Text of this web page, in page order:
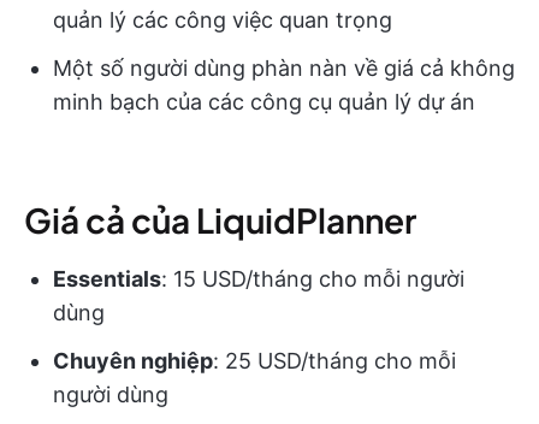
quản lý các công việc quan trọng
Một số người dùng phàn nàn về giá cả không
minh bạch của các công cụ quản lý dự án
Giá cả của LiquidPlanner
Essentials: 15 USD/tháng cho mỗi người
dùng
Chuyên nghiệp: 25 USD/tháng cho mỗi
người dùng